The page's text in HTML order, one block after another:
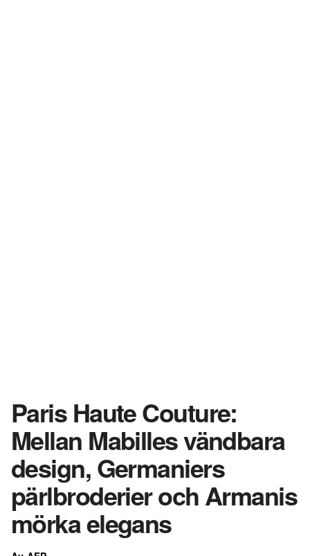
Paris Haute Couture:
Mellan Mabilles vändbara
design, Germaniers
pärlbroderier och Armanis
mörka elegans